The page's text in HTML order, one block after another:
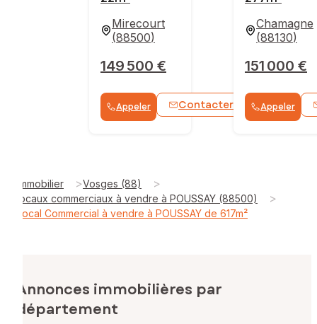
Mirecourt
(88500)
149 500 €
Appeler Contacter WhatsApp
Chamagne
(88130)
151 000 €
Appeler
Immobilier >Vosges (88) >
locaux commerciaux à vendre à POUSSAY (88500) >
Local Commercial à vendre à POUSSAY de 617m²
Annonces immobilières par
département